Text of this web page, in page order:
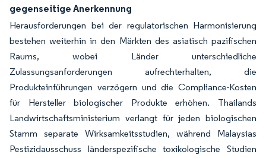
gegenseitige Anerkennung
Herausforderungen bei der regulatorischen Harmonisierung
bestehen weiterhin in den Märkten des asiatisch pazifischen
Raums, wobei Länder unterschiedliche
Zulassungsanforderungen aufrechterhalten, die
Produkteinführungen verzögern und die Compliance-Kosten
für Hersteller biologischer Produkte erhöhen. Thailands
Landwirtschaftsministerium verlangt für jeden biologischen
Stamm separate Wirksamkeitsstudien, während Malaysias
Pestizidausschuss länderspezifische toxikologische Studien